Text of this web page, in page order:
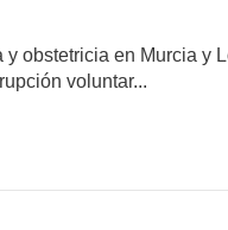
obstetricia en Murcia y
voluntar...